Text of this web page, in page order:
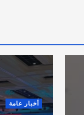
أخبار عامة